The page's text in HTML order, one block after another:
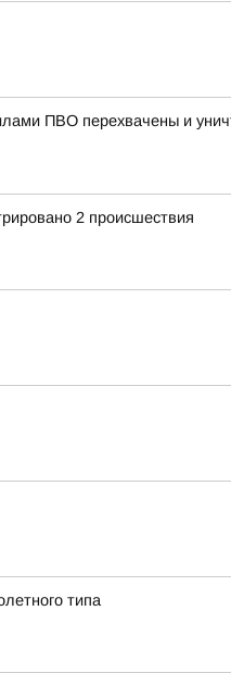
ПВО перехвачены и
2 происшествия
типа